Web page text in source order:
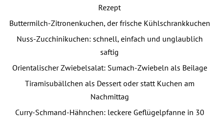
Rezept
Buttermilch-Zitronenkuchen, der frische Kühlschrankkuchen
Nuss-Zucchinikuchen: schnell, einfach und unglaublich
saftig
Orientalischer Zwiebelsalat: Sumach-Zwiebeln als Beilage
Tiramisubällchen als Dessert oder statt Kuchen am
Nachmittag
Curry-Schmand-Hähnchen: leckere Geflügelpfanne in 30